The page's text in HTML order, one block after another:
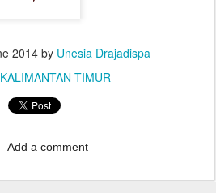
2014 by Unesia Drajadispa
KALIMANTAN TIMUR
Add a comment